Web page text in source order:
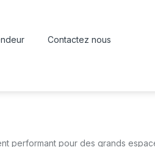
Contactez nous